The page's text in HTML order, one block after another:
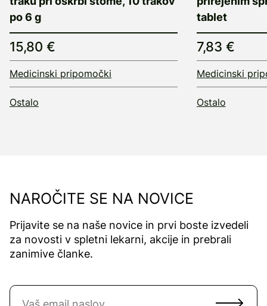
po 6 g
15,80 €
Medicinski pripomočki
Ostalo
tablet
7,83 €
Medicinski
Ostalo
NAROČITE SE NA NOVICE
Prijavite se na naše novice in prvi boste izvedeli
za novosti v spletni lekarni, akcije in prebrali
zanimive članke.
Naročite se na novice